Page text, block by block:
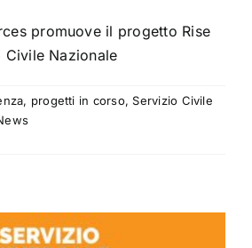
promuove il progetto Rise
Nazionale
, progetti in corso,Servizio Civile